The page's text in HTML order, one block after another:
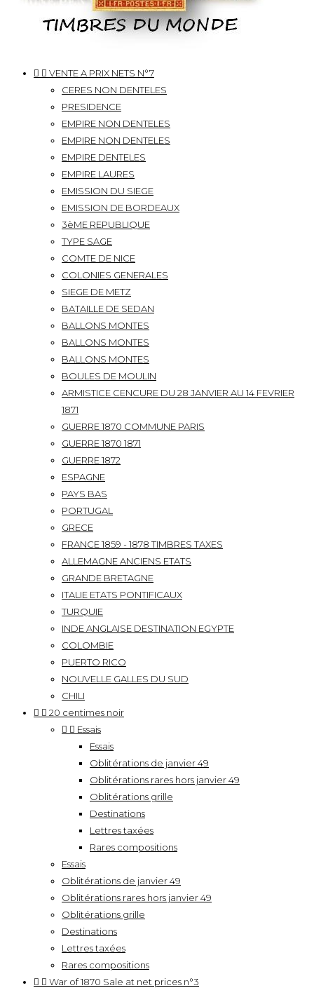
  VENTE A PRIX NETS N°7
CERES NON DENTELES
PRESIDENCE
EMPIRE NON DENTELES
EMPIRE NON DENTELES
EMPIRE DENTELES
EMPIRE LAURES
EMISSION DU SIEGE
EMISSION DE BORDEAUX
3èME REPUBLIQUE
TYPE SAGE
COMTE DE NICE
COLONIES GENERALES
SIEGE DE METZ
BATAILLE DE SEDAN
BALLONS MONTES
BALLONS MONTES
BALLONS MONTES
BOULES DE MOULIN
ARMISTICE CENCURE DU 28 JANVIER AU 14 FEVRIER
1871
GUERRE 1870 COMMUNE PARIS
GUERRE 1870 1871
GUERRE 1872
ESPAGNE
PAYS BAS
PORTUGAL
GRECE
FRANCE 1859 - 1878 TIMBRES TAXES
ALLEMAGNE ANCIENS ETATS
GRANDE BRETAGNE
ITALIE ETATS PONTIFICAUX
TURQUIE
INDE ANGLAISE DESTINATION EGYPTE
COLOMBIE
PUERTO RICO
NOUVELLE GALLES DU SUD
CHILI
  20 centimes noir
  Essais
Essais
Oblitérations de janvier 49
Oblitérations rares hors janvier 49
Oblitérations grille
Destinations
Lettres taxées
Rares compositions
Essais
Oblitérations de janvier 49
Oblitérations rares hors janvier 49
Oblitérations grille
Destinations
Lettres taxées
Rares compositions
  War of 1870 Sale at net prices n°3